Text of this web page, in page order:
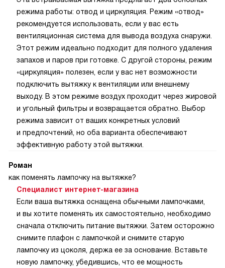
режима работы: отвод и циркуляция. Режим «отвод»
рекомендуется использовать, если у вас есть
вентиляционная система для вывода воздуха снаружи.
Этот режим идеально подходит для полного удаления
запахов и паров при готовке. С другой стороны, режим
«циркуляция» полезен, если у вас нет возможности
подключить вытяжку к вентиляции или внешнему
выходу. В этом режиме воздух проходит через жировой
и угольный фильтры и возвращается обратно. Выбор
режима зависит от ваших конкретных условий
и предпочтений, но оба варианта обеспечивают
эффективную работу этой вытяжки.
Роман
как поменять лампочку на вытяжке?
Специалист интернет-магазина
Если ваша вытяжка оснащена обычными лампочками,
и вы хотите поменять их самостоятельно, необходимо
сначала отключить питание вытяжки. Затем осторожно
снимите плафон с лампочкой и снимите старую
лампочку из цоколя, держа ее за основание. Вставьте
новую лампочку, убедившись, что ее мощность